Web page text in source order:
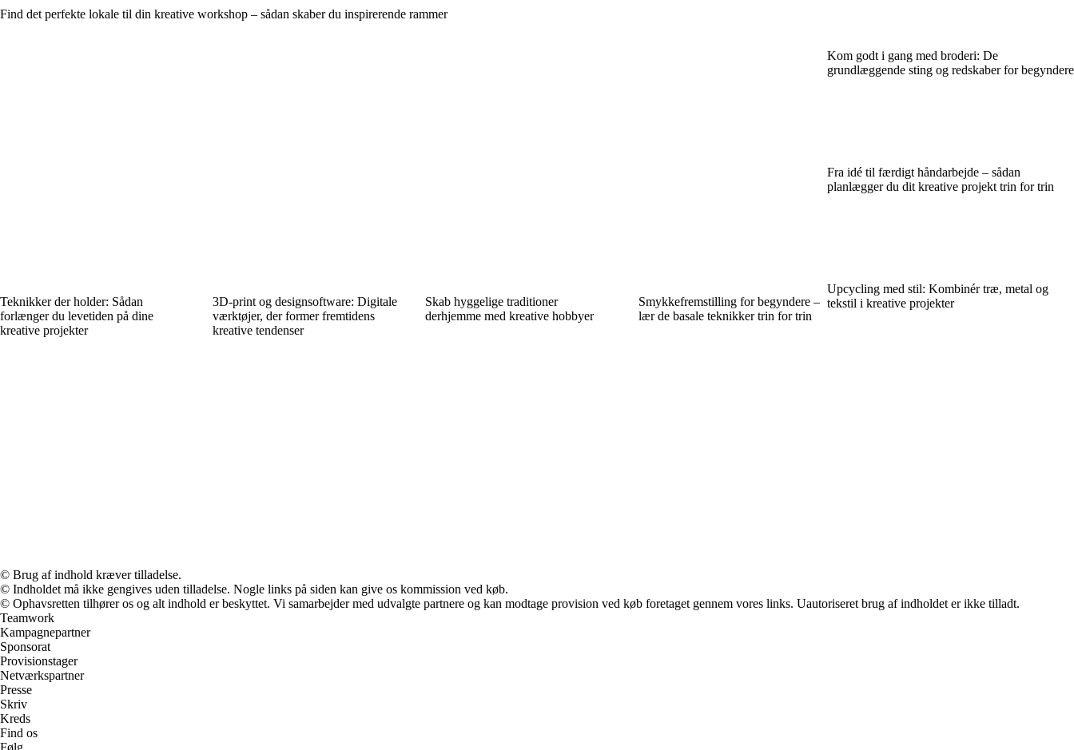
Find det perfekte lokale til din kreative workshop – sådan skaber du inspirerende rammer
Teknikker der holder: Sådan
forlænger du levetiden på dine
kreative projekter
3D-print og designsoftware: Digitale
værktøjer, der former fremtidens
kreative tendenser
Skab hyggelige traditioner
derhjemme med kreative hobbyer
Smykkefremstilling for begyndere –
lær de basale teknikker trin for trin
Kom godt i gang med broderi: De
grundlæggende sting og redskaber for begyndere
Fra idé til færdigt håndarbejde – sådan
planlægger du dit kreative projekt trin for trin
Upcycling med stil: Kombinér træ, metal og
tekstil i kreative projekter
© Brug af indhold kræver tilladelse.
© Indholdet må ikke gengives uden tilladelse. Nogle links på siden kan give os kommission ved køb.
© Ophavsretten tilhører os og alt indhold er beskyttet. Vi samarbejder med udvalgte partnere og kan modtage provision ved køb foretaget gennem vores links. Uautoriseret brug af indholdet er ikke tilladt.
Teamwork
Kampagnepartner
Sponsorat
Provisionstager
Netværkspartner
Presse
Skriv
Kreds
Find os
Følg